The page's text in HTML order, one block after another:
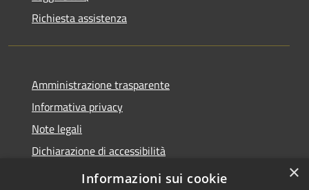
Richiesta assistenza
Amministrazione trasparente
Informativa privacy
Note legali
Dichiarazione di accessibilità
Statistiche Web
×
Informazioni sui cookie